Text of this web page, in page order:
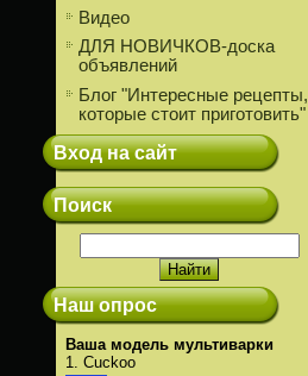
Видео
ДЛЯ НОВИЧКОВ-доска
объявлений
Блог "Интересные рецепты,
которые стоит приготовить"
Вход на сайт
Поиск
Наш опрос
Ваша модель мультиварки
1. Cuckoo